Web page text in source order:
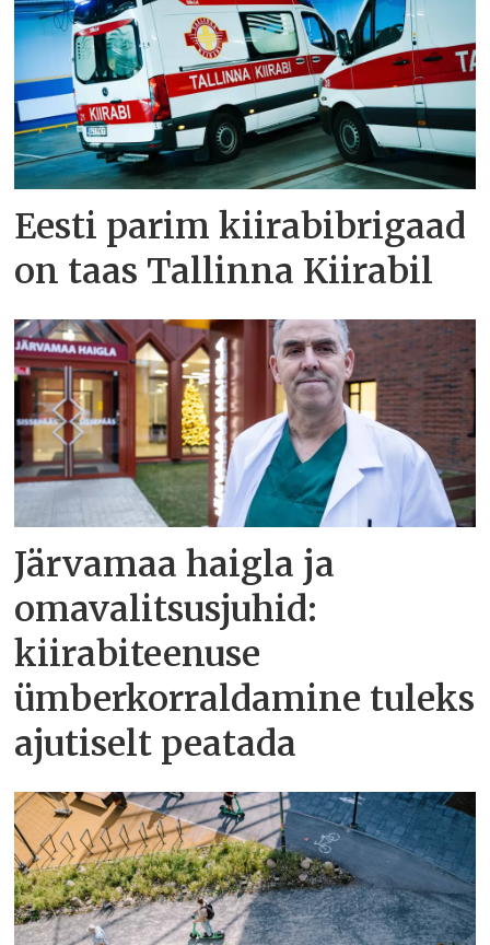
Eesti parim kiirabibrigaad
on taas Tallinna Kiirabil
Järvamaa haigla ja
omavalitsusjuhid:
kiirabiteenuse
ümberkorraldamine tuleks
ajutiselt peatada